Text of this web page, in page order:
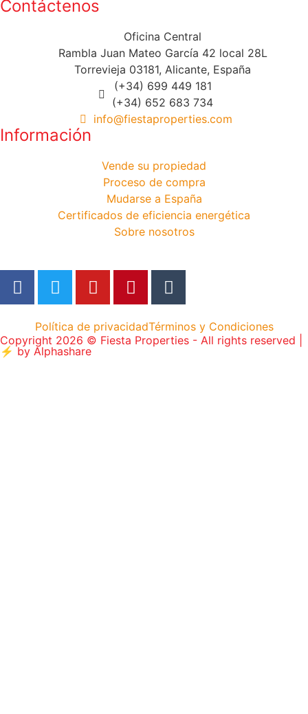
Contáctenos
Oficina Central
Rambla Juan Mateo García 42 local 28L
Torrevieja 03181, Alicante, España
(+34) 699 449 181
(+34) 652 683 734
info@fiestaproperties.com
Información
Vende su propiedad
Proceso de compra
Mudarse a España
Certificados de eficiencia energética
Sobre nosotros
Política de privacidadTérminos y Condiciones
Copyright 2026 © Fiesta Properties - All rights reserved |
⚡ by Alphashare